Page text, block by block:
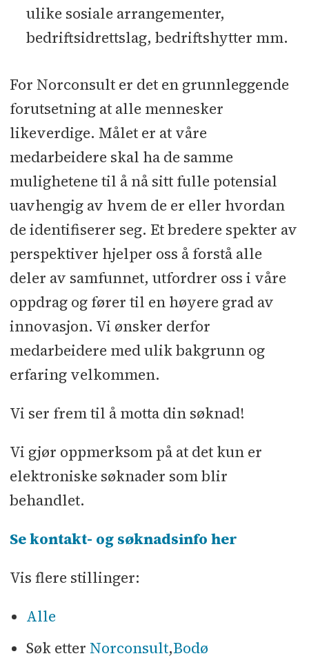
ulike sosiale arrangementer,
bedriftsidrettslag, bedriftshytter mm.
For Norconsult er det en grunnleggende
forutsetning at alle mennesker
likeverdige. Målet er at våre
medarbeidere skal ha de samme
mulighetene til å nå sitt fulle potensial
uavhengig av hvem de er eller hvordan
de identifiserer seg. Et bredere spekter av
perspektiver hjelper oss å forstå alle
deler av samfunnet, utfordrer oss i våre
oppdrag og fører til en høyere grad av
innovasjon. Vi ønsker derfor
medarbeidere med ulik bakgrunn og
erfaring velkommen.
Vi ser frem til å motta din søknad!
Vi gjør oppmerksom på at det kun er
elektroniske søknader som blir
behandlet.
Se kontakt- og søknadsinfo her
Vis flere stillinger:
Alle
Søk etter Norconsult,Bodø